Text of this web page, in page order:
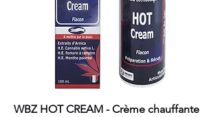
WBZ HOT CREAM - Crème chauffante